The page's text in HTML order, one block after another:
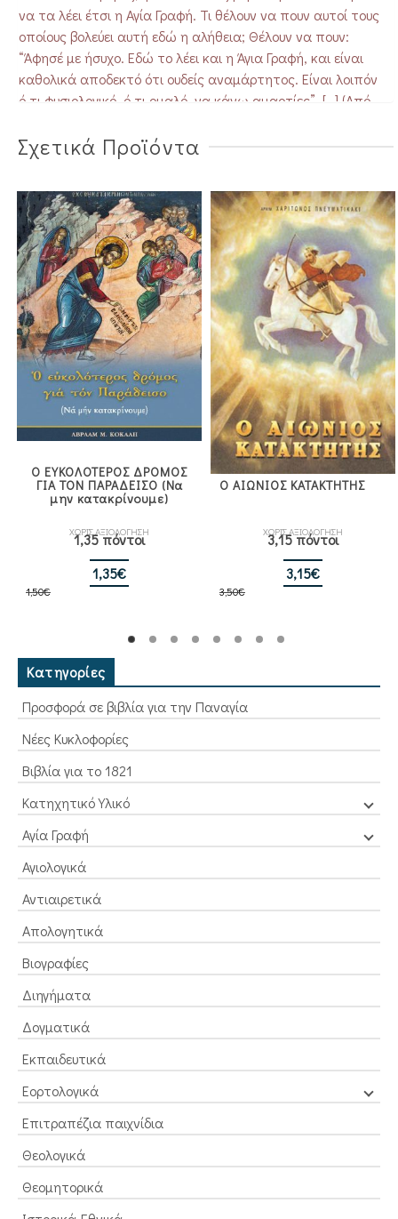
να τα λέει έτσι η Αγία Γραφή. Τι θέλουν να πουν αυτοί τους
οποίους βολεύει αυτή εδώ η αλήθεια; Θέλουν να πουν:
“Άφησέ με ήσυχο. Εδώ το λέει και η Άγια Γραφή, και είναι
καθολικά αποδεκτό ότι ουδείς αναμάρτητος. Είναι λοιπόν
ό,τι φυσιολογικό, ό,τι ομαλό, να κάνω αμαρτίες”. […] (Από
Σχετικά Προϊόντα
Ο ΕΥΚΟΛΟΤΕΡΟΣ ΔΡΟΜΟΣ
ΓΙΑ ΤΟΝ ΠΑΡΑΔΕΙΣΟ (Να
μην κατακρίνουμε)
ΧΩΡΙΣ ΑΞΙΟΛΟΓΗΣΗ
1,35 πόντοι
1,50€
Original
price
1,35€
τρέχουσα
είναι:
Ο ΑΙΩΝΙΟΣ ΚΑΤΑΚΤΗΤΗΣ
ΧΩΡΙΣ ΑΞΙΟΛΟΓΗΣΗ
3,15 πόντοι
3,50€
Original
price
3,50€.
3,15€
τρέχουσα
Κατηγορίες
Προσφορά σε βιβλία για την Παναγία
Νέες Κυκλοφορίες
Βιβλία για το 1821
Κατηχητικό Υλικό
Αγία Γραφή
Αγιολογικά
Αντιαιρετικά
Απολογητικά
Βιογραφίες
Διηγήματα
Δογματικά
Εκπαιδευτικά
Εορτολογικά
Επιτραπέζια παιχνίδια
Θεολογικά
Θεομητορικά